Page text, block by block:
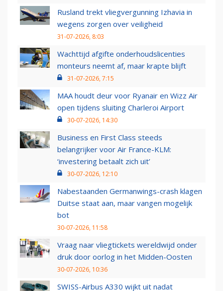
Rusland trekt vliegvergunning Izhavia in
wegens zorgen over veiligheid
31-07-2026, 8:03
Wachttijd afgifte onderhoudslicenties
monteurs neemt af, maar krapte blijft
31-07-2026, 7:15
MAA houdt deur voor Ryanair en Wizz Air
open tijdens sluiting Charleroi Airport
30-07-2026, 14:30
Business en First Class steeds
belangrijker voor Air France-KLM:
‘investering betaalt zich uit’
30-07-2026, 12:10
Nabestaanden Germanwings-crash klagen
Duitse staat aan, maar vangen mogelijk
bot
30-07-2026, 11:58
Vraag naar vliegtickets wereldwijd onder
druk door oorlog in het Midden-Oosten
30-07-2026, 10:36
SWISS-Airbus A330 wijkt uit nadat